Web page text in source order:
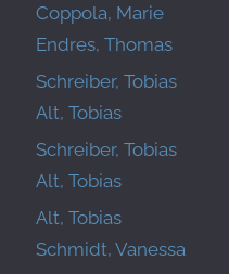
Coppola, Marie
Endres, Thomas
Schreiber, Tobias
Alt, Tobias
Schreiber, Tobias
Alt, Tobias
Alt, Tobias
Schmidt, Vanessa